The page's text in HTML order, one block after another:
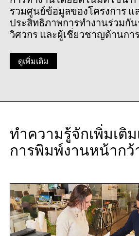
รวมศูนย์ข้อมูลของโครงการ แ
ประสิทธิภาพการทำงานร่วมกั
วิศวกร และผู้เชี่ยวชาญด้านกา
ดูเพิ่มเติม
ทำความรู้จักเพิ่มเติ
การพิมพ์งานหน้ากว้